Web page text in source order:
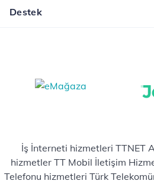
Destek
İş İnterneti hizmetleri TTNET
hizmetler TT Mobil İletişim
Telefonu hizmetleri Türk